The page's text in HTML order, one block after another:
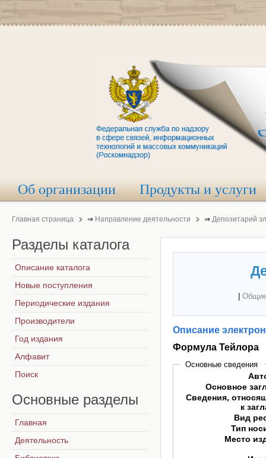
Об организации Продукты и услуги
Главная страница ⇒ Направление деятельности ⇒ Депозитарий
Описание
Формула Тейлора
Основные сведения
Основное
Сведения,
к
Вид
Тип
Место
Разделы каталога
Описание каталога
Новые поступления
Периодические издания
Производители
Год издания
Алфавит
Поиск
Основные разделы
Главная
Деятельность